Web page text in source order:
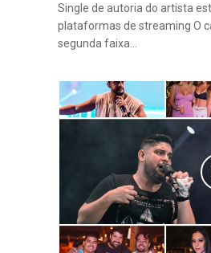
Single de autoria do artista
plataformas de streaming O
segunda faixa…